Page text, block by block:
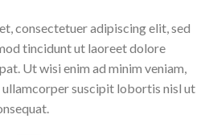
consectetuer adipiscing elit, sed
tincidunt ut laoreet dolore
Ut wisi enim ad minim veniam,
suscipit lobortis nisl ut